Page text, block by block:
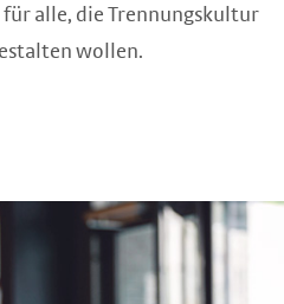
für alle, die Trennungskultur
wollen.